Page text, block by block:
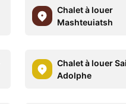
Chalet à louer
Mashteuiatsh
Chalet à louer
Adolphe